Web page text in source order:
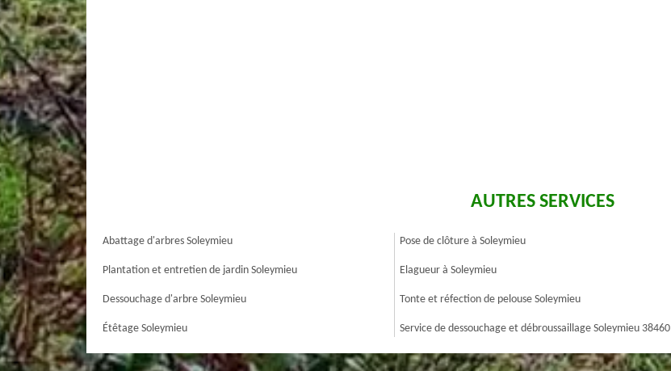
AUTRES SERVICES
Abattage d'arbres Soleymieu
Plantation et entretien de jardin Soleymieu
Dessouchage d'arbre Soleymieu
Étêtage Soleymieu
Pose de clôture à Soleymieu
Elagueur à Soleymieu
Tonte et réfection de pelouse Soleymieu
Service de dessouchage et débroussaillage Soleymieu 38460